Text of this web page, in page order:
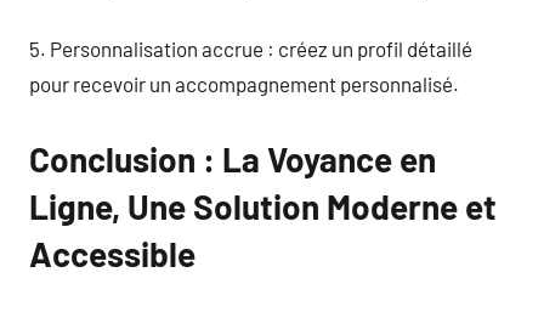
5. Personnalisation accrue : créez un profil détaillé
pour recevoir un accompagnement personnalisé.
Conclusion : La Voyance en
Ligne, Une Solution Moderne et
Accessible